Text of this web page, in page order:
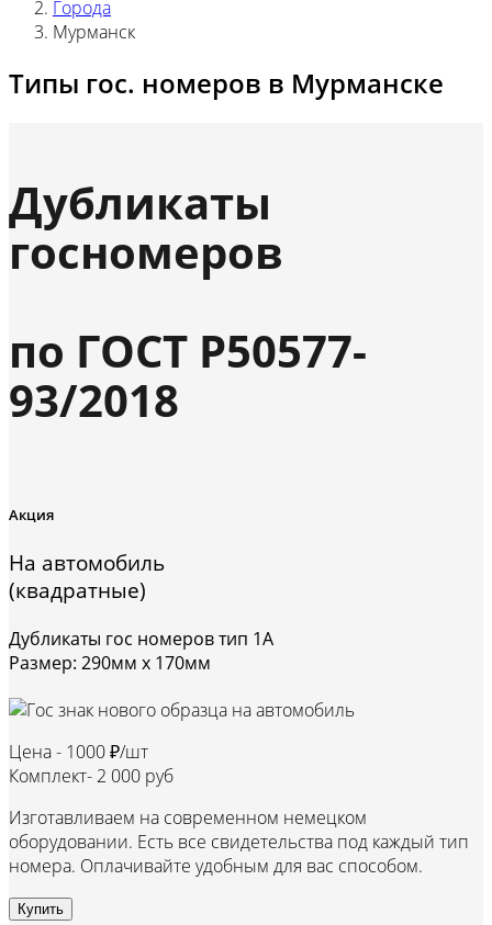
Города
Мурманск
Типы гос. номеров в Мурманске
Дубликаты
госномеров
по ГОСТ Р50577-
93/2018
Акция
На автомобиль
(квадратные)
Дубликаты гос номеров тип 1А
Размер: 290мм х 170мм
Цена - 1000 ₽/шт
Комплект- 2 000 руб
Изготавливаем на современном немецком
оборудовании. Есть все свидетельства под каждый тип
номера. Оплачивайте удобным для вас способом.
Купить